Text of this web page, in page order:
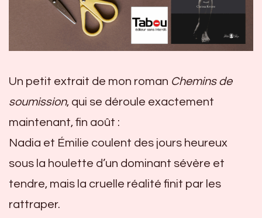
Un petit extrait de mon roman Chemins de
soumission, qui se déroule exactement
maintenant, fin août :
Nadia et Émilie coulent des jours heureux
sous la houlette d’un dominant sévère et
tendre, mais la cruelle réalité finit par les
rattraper.